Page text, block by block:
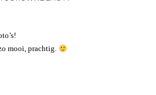
mooi, prachtig.